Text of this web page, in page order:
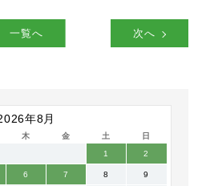
一覧へ 次へ
年8月
木 金 土 日
1 2
6 7 8 9